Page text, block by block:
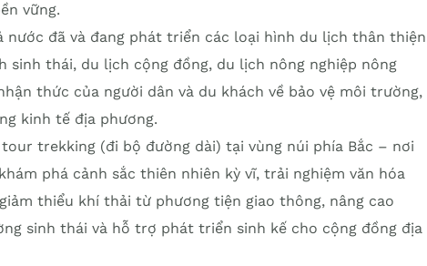
vững.
nước đã và đang phát triển các loại hình du lịch thân thiện
sinh thái, du lịch cộng đồng, du lịch nông nghiệp nông
thức của người dân và du khách về bảo vệ môi trường,
kinh tế địa phương.
trekking (đi bộ đường dài) tại vùng núi phía Bắc – nơi
phá cảnh sắc thiên nhiên kỳ vĩ, trải nghiệm văn hóa
thiểu khí thải từ phương tiện giao thông, nâng cao
sinh thái và hỗ trợ phát triển sinh kế cho cộng đồng địa